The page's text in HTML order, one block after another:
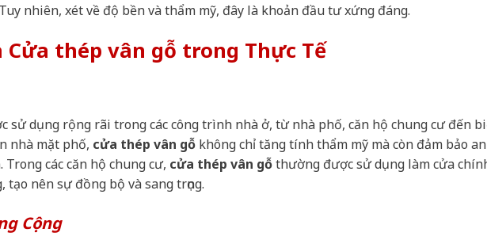
nhiên, xét về độ bền và thẩm mỹ, đây là khoản đầu tư xứng đáng.
Cửa thép vân gỗ trong Thực Tế
sử dụng rộng rãi trong các công trình nhà ở, từ nhà phố, căn hộ chung cư đến
nhà mặt phố, cửa thép vân gỗ không chỉ tăng tính thẩm mỹ mà còn đảm bảo
các căn hộ chung cư, cửa thép vân gỗthường được sử dụng làm cửa
tạo nên sự đồng bộ và sang trọng.
Cộng